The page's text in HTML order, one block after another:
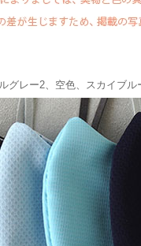
グレー2、空色、スカイブ